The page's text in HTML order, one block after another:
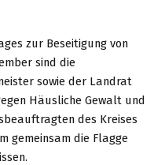
zur Beseitigung von
sind die
sowie der Landrat
Häusliche Gewalt und
des Kreises
gemeinsam die Flagge